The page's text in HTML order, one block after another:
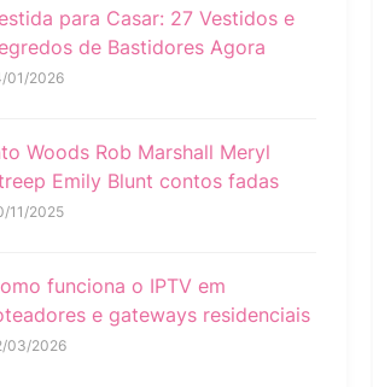
para Casar: 27 Vestidos e
de Bastidores Agora
01/2026
Woods Rob Marshall Meryl
Emily Blunt contos fadas
11/2025
funciona o IPTV em
e gateways residenciais
03/2026